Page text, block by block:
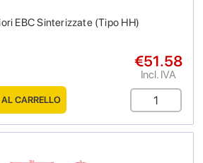
EBC Sinterizzate (Tipo HH)
€51.58
Incl. IVA
CARRELLO